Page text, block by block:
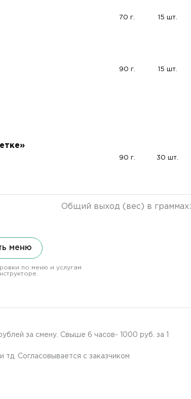
70 г. 15 шт.
90 г. 15 шт.
90 г. 30 шт.
Общий выход (вес) в граммах:
меню
по меню и услугам
за смену. Свыше 6 часов- 1000 руб. за 1
Согласовывается с заказчиком